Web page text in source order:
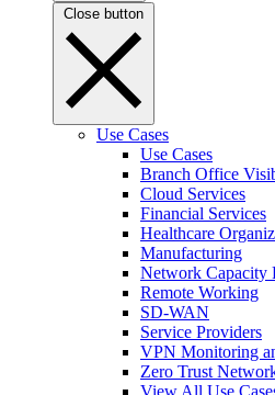
Close button
Use Cases
Use Cases
Branch Office
Cloud Services
Financial Services
Healthcare
Manufacturing
Network Capacity
Remote Working
SD-WAN
Service Providers
VPN Monitoring
Zero Trust
View All Use